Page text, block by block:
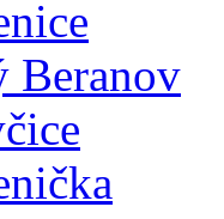
Beranov